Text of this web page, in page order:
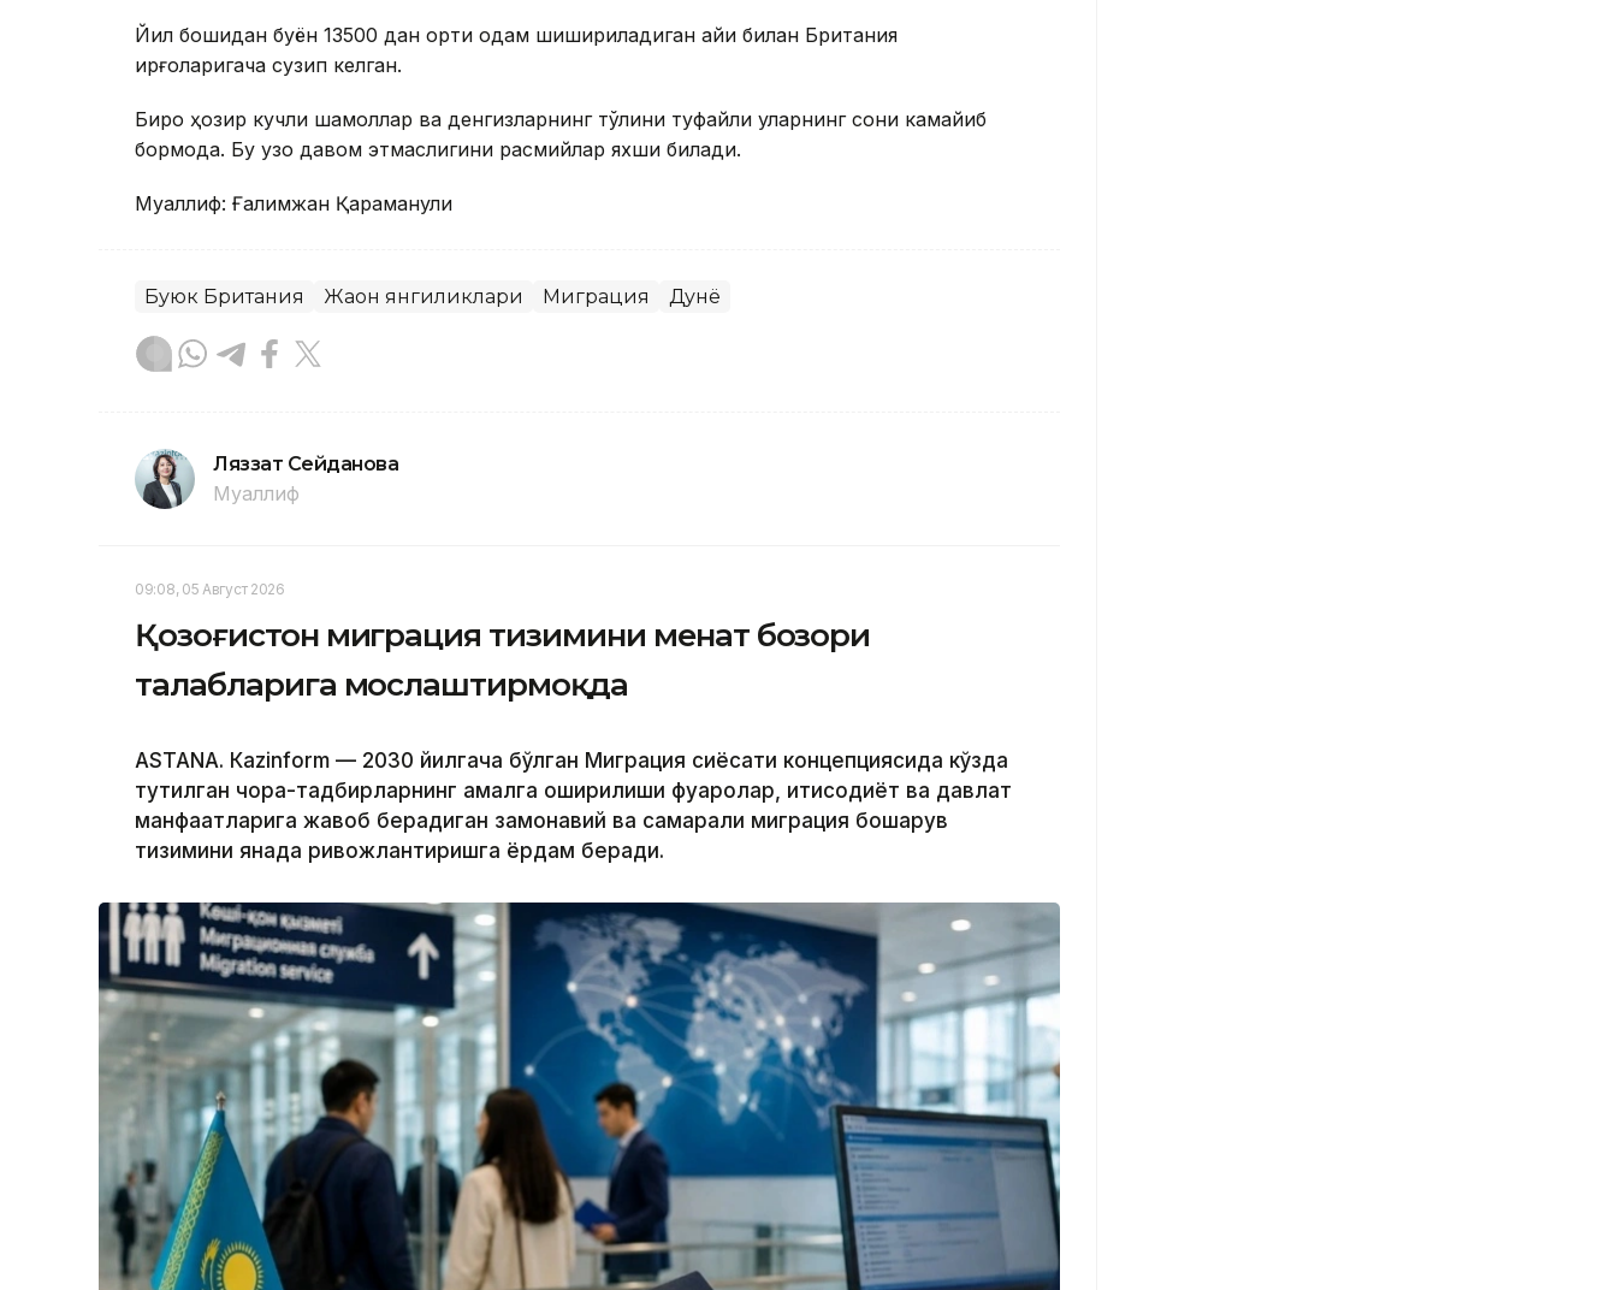
Йил бошидан буён 13500 дан ортиқ одам шишириладиган қайиқ билан Британия
қирғоқларигача сузип келган.
Бироқ ҳозир кучли шамоллар ва денгизларнинг тўлқини туфайли уларнинг сони камайиб
бормоқда. Бу узоқ давом этмаслигини расмийлар яхши билади.
Муаллиф: Ғалимжан Қараманули
Буюк Британия Жаҳон янгиликлари Миграция Дунё
Ляззат Сейданова
Муаллиф
09:08, 05 Август 2026
Қозоғистон миграция тизимини меҳнат бозори
талабларига мослаштирмоқда
ASTANА. Кazinform — 2030 йилгача бўлган Миграция сиёсати концепциясида кўзда
тутилган чора-тадбирларнинг амалга оширилиши фуқаролар, иқтисодиёт ва давлат
манфаатларига жавоб берадиган замонавий ва самарали миграция бошқарув
тизимини янада ривожлантиришга ёрдам беради.